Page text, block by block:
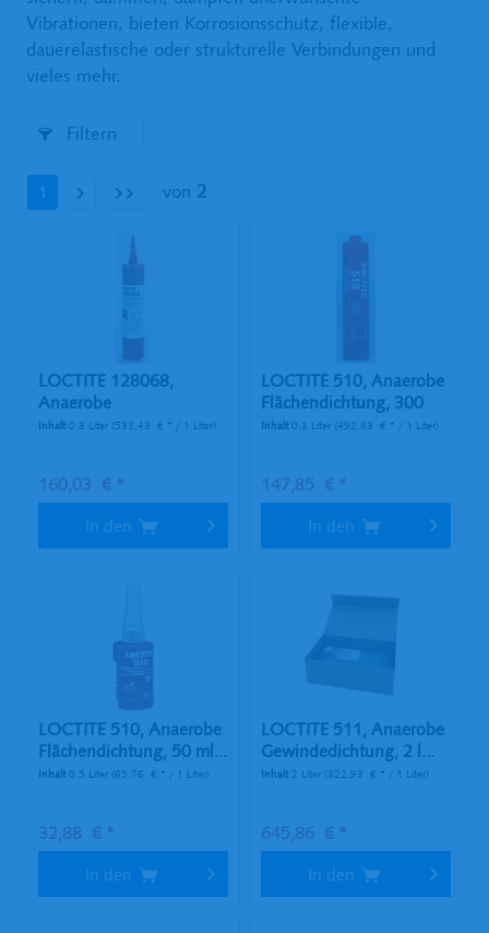
Vibrationen, bieten Korrosionsschutz, flexible,
dauerelastische oder strukturelle Verbindungen und
vieles mehr.
Filtern
1 von 2
LOCTITE 128068,
Anaerobe
Flächendichtung, 300...
Inhalt0.3 Liter (533,43 € * / 1 Liter)
160,03 € *
In den
LOCTITE 510, Anaerobe
Flächendichtung, 300
ml...
Inhalt0.3 Liter (492,83 € * / 1 Liter)
147,85 € *
In den
LOCTITE 510, Anaerobe
Flächendichtung, 50 ml...
Inhalt0.5 Liter (65,76 € * / 1 Liter)
32,88 € *
In den
LOCTITE 511, Anaerobe
Gewindedichtung, 2 l...
Inhalt 2 Liter (322,93 € * / 1 Liter)
645,86 € *
In den